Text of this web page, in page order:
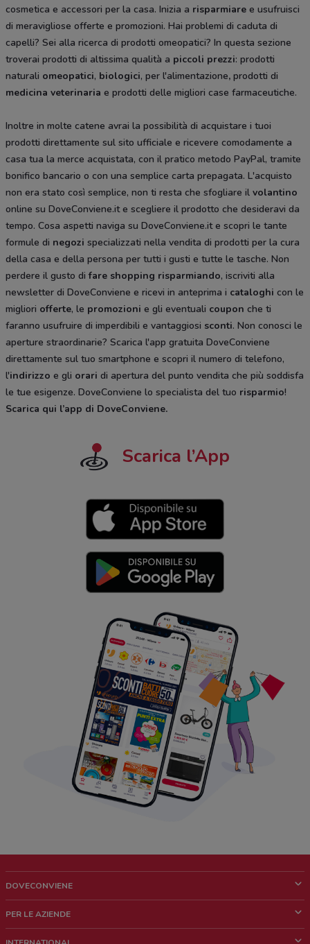
cosmetica e accessori per la casa. Inizia a risparmiare e usufruisci
di meravigliose offerte e promozioni. Hai problemi di caduta di
capelli? Sei alla ricerca di prodotti omeopatici? In questa sezione
troverai prodotti di altissima qualità a piccoli prezzi: prodotti
naturali omeopatici, biologici, per l'alimentazione, prodotti di
medicina veterinaria e prodotti delle migliori case farmaceutiche.
Inoltre in molte catene avrai la possibilità di acquistare i tuoi
prodotti direttamente sul sito ufficiale e ricevere comodamente a
casa tua la merce acquistata, con il pratico metodo PayPal, tramite
bonifico bancario o con una semplice carta prepagata. L'acquisto
non era stato così semplice, non ti resta che sfogliare il volantino
online su DoveConviene.it e scegliere il prodotto che desideravi da
tempo. Cosa aspetti naviga su DoveConviene.it e scopri le tante
formule di negozi specializzati nella vendita di prodotti per la cura
della casa e della persona per tutti i gusti e tutte le tasche. Non
perdere il gusto difare shopping risparmiando, iscriviti alla
newsletter di DoveConviene e ricevi in anteprima i cataloghi con le
migliori offerte, le promozioni e gli eventuali coupon che ti
faranno usufruire di imperdibili e vantaggiosi sconti. Non conosci le
aperture straordinarie? Scarica l'app gratuita DoveConviene
direttamente sul tuo smartphone e scopri il numero di telefono,
l'indirizzo e gli orari di apertura del punto vendita che più soddisfa
le tue esigenze. DoveConviene lo specialista del tuo risparmio!
Scarica qui l’app di DoveConviene.
Scarica l’App
DOVECONVIENE
Chi siamo
PER LE AZIENDE